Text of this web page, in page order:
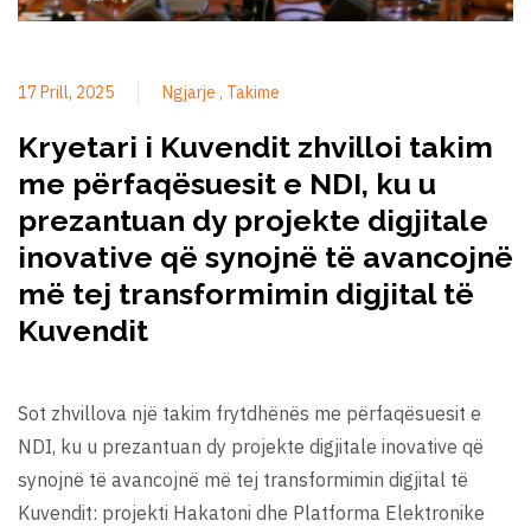
17 Prill, 2025 Ngjarje Takime
Kryetari i Kuvendit zhvilloi takim
me përfaqësuesit e NDI, ku u
prezantuan dy projekte digjitale
inovative që synojnë të avancojnë
më tej transformimin digjital të
Kuvendit
Sot zhvillova një takim frytdhënës me përfaqësuesit e
NDI, ku u prezantuan dy projekte digjitale inovative që
synojnë të avancojnë më tej transformimin digjital të
Kuvendit: projekti Hakatoni dhe Platforma Elektronike